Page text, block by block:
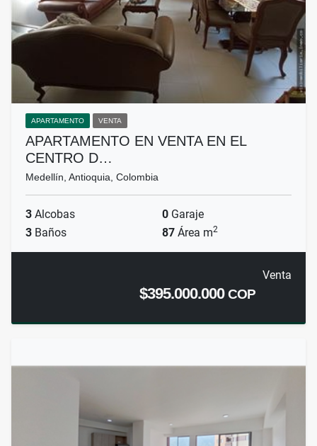
APARTAMENTO VENTA
APARTAMENTO EN VENTA EN EL
CENTRO D…
Medellín, Antioquia, Colombia
3 Alcobas 0 Garaje
3 Baños 87 Área m2
Venta
$395.000.000COP